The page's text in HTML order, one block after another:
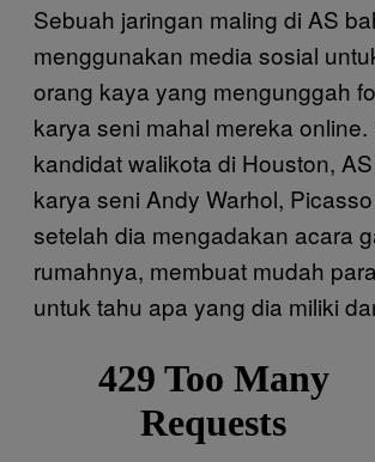
Sebuah jaringan maling di AS
menggunakan media sosial
orang kaya yang mengunggah
karya seni mahal mereka
kandidat walikota di Houston,
karya seni Andy Warhol,
setelah dia mengadakan acara
rumahnya, membuat mudah
untuk tahu apa yang dia miliki